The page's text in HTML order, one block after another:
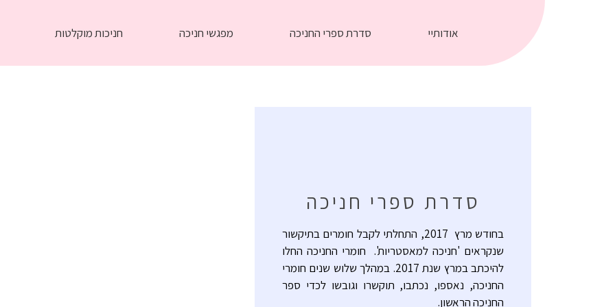
אודותיי סדרת ספרי החניכה מפגשי חניכה חניכות מוקלטות
סדרת ספרי חניכה
בחודש מרץ 2017, התחלתי לקבל חומרים בתיקשור
שנקראים 'חניכה למאסטריות'. חומרי החניכה החלו
להיכתב במרץ שנת 2017. במהלך שלוש שנים חומרי
החניכה, נאספו, נכתבו, תוקשרו וגובשו לכדי ספר
החניכה הראשון.